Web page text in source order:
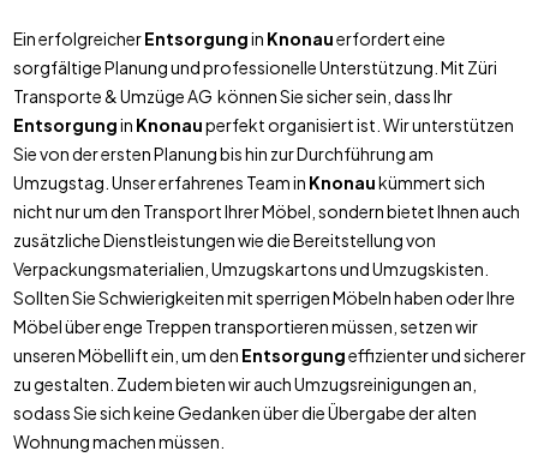
Ein erfolgreicherEntsorgungin Knonauerfordert eine
sorgfältige Planung und professionelle Unterstützung. Mit Züri
Transporte & Umzüge AG können Sie sicher sein, dass Ihr
Entsorgungin Knonauperfekt organisiert ist. Wir unterstützen
Sie von der ersten Planung bis hin zur Durchführung am
Umzugstag. Unser erfahrenes Team in Knonaukümmert sich
nicht nur um den Transport Ihrer Möbel, sondern bietet Ihnen auch
zusätzliche Dienstleistungen wie die Bereitstellung von
Verpackungsmaterialien, Umzugskartons und Umzugskisten.
Sollten Sie Schwierigkeiten mit sperrigen Möbeln haben oder Ihre
Möbel über enge Treppen transportieren müssen, setzen wir
unseren Möbellift ein, um den Entsorgungeffizienter und sicherer
zu gestalten. Zudem bieten wir auch Umzugsreinigungen an,
sodass Sie sich keine Gedanken über die Übergabe der alten
Wohnung machen müssen.